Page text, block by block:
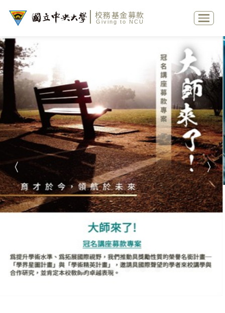
校務基金募款
Giving to NCU